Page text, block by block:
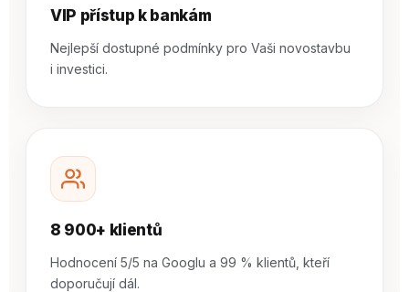
VIP přístup k bankám
Nejlepší dostupné podmínky pro Vaši novostavbu
i investici.
8 900+ klientů
Hodnocení 5/5 na Googlu a 99 % klientů, kteří
doporučují dál.